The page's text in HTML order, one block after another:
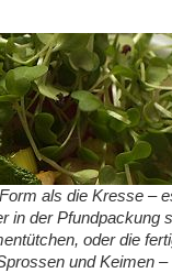
als die Kresse –
in der Pfundpackung
oder die
und Keimen –